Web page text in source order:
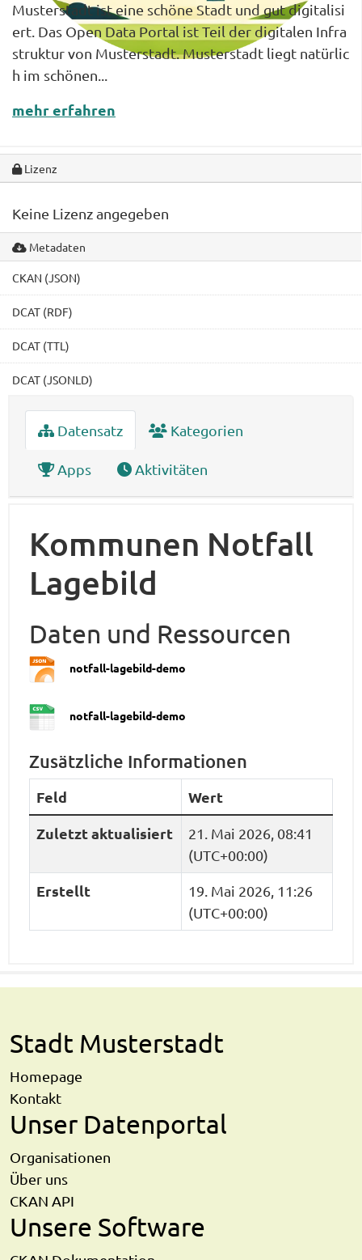
Musterstadt ist eine schöne Stadt und gut digitalisi
ert. Das Open Data Portal ist Teil der digitalen Infra
struktur von Musterstadt. Musterstadt liegt natürlic
h im schönen...
mehr erfahren
Lizenz
Keine Lizenz angegeben
Metadaten
CKAN (JSON)
DCAT (RDF)
DCAT (TTL)
DCAT (JSONLD)
Datensatz Kategorien
Apps Aktivitäten
Kommunen Notfall
Lagebild
Daten und Ressourcen
notfall-lagebild-demo
notfall-lagebild-demo
Zusätzliche Informationen
Feld
Wert
Zuletzt aktualisiert
21. Mai 2026, 08:41
(UTC+00:00)
Erstellt
19. Mai 2026, 11:26
(UTC+00:00)
Stadt Musterstadt
Homepage
Kontakt
Unser Datenportal
Organisationen
Über uns
CKAN API
Unsere Software